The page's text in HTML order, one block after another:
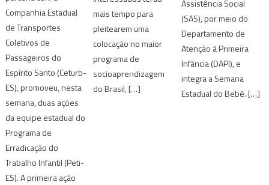
Companhia Estadual
de Transportes
Coletivos de
Passageiros do
Espírito Santo (Ceturb-
ES), promoveu, nesta
semana, duas ações
da equipe estadual do
Programa de
Erradicação do
Trabalho Infantil (Peti-
ES). A primeira ação
mais tempo para
pleitearem uma
colocação no maior
programa de
socioaprendizagem
do Brasil, […]
Assistência Social
(SAS), por meio do
Departamento de
Atenção à Primeira
Infância (DAPI), e
integra a Semana
Estadual do Bebê. […]